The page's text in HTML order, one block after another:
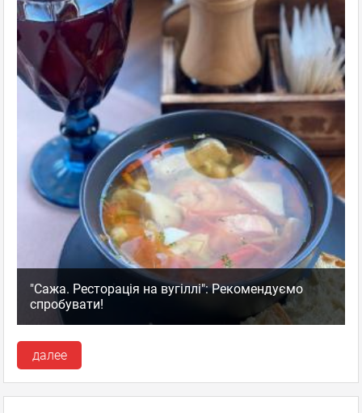
"Сажа. Ресторація на вугіллі": Рекомендуємо
спробувати!
далее